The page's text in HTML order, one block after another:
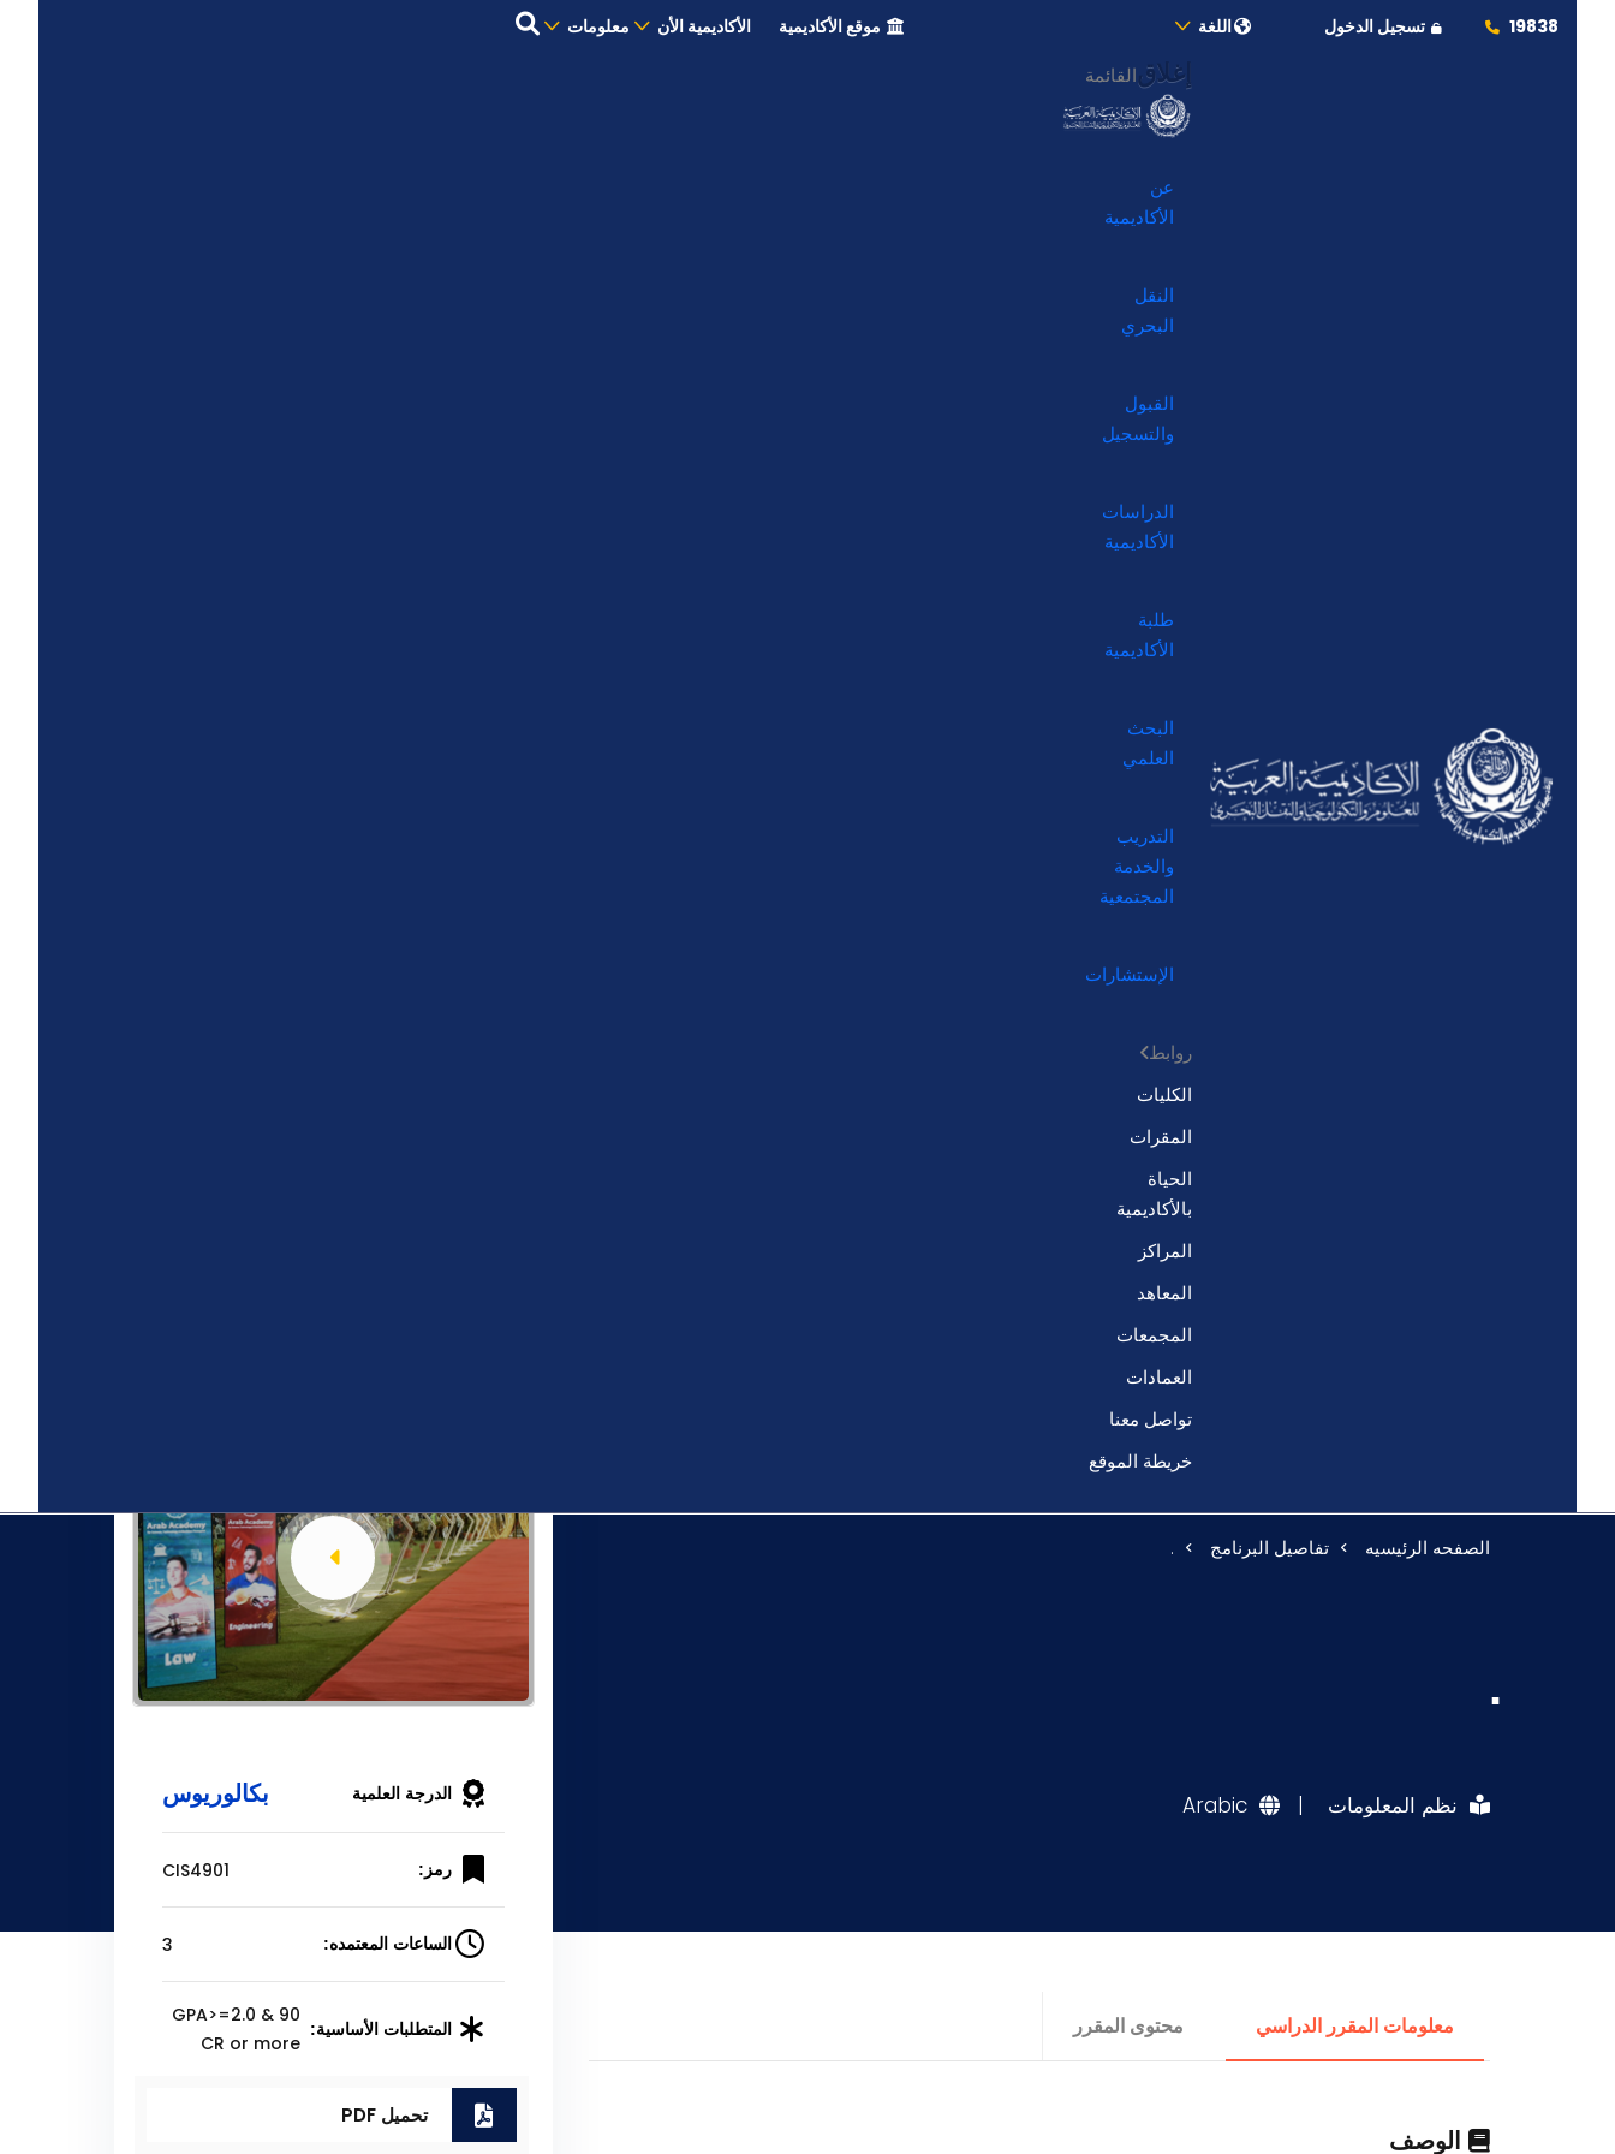
19838 تسجيل الدخول اللغة موقع الأكاديمية الأكاديمية الأن معلومات
إغلاق القائمة
عن
الأكاديمية
النقل
البحري
القبول
والتسجيل
الدراسات
الأكاديمية
طلبة
الأكاديمية
البحث
العلمي
التدريب
والخدمة
المجتمعية
الإستشارات
روابط
الكليات
المقرات
الحياة
بالأكاديمية
المراكز
المعاهد
المجمعات
العمادات
تواصل معنا
خريطة الموقع
الصفحه الرئيسيه تفاصيل البرنامج .
.
نظم المعلومات |
Arabic
معلومات المقرر الدراسي محتوى المقرر
الوصف
الدرجة العلمية بكالوريوس
رمز: CIS4901
الساعات المعتمده: 3
المتطلبات الأساسية:
GPA>=2.0 & 90
CR or more
تحميل PDF